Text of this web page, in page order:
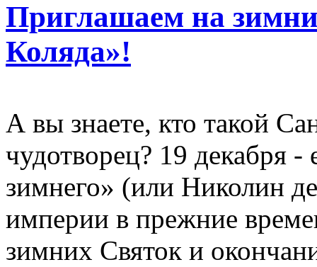
Приглашаем на
Коляда»!
А вы знаете, кто такой
чудотворец? 19 декабря
зимнего» (или Николин
империи в прежние
зимних Святок и